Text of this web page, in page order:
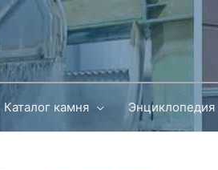
Каталог камня Энциклопедия